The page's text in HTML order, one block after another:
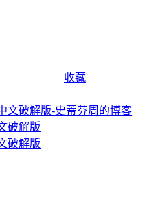
收藏
破解版
破解版